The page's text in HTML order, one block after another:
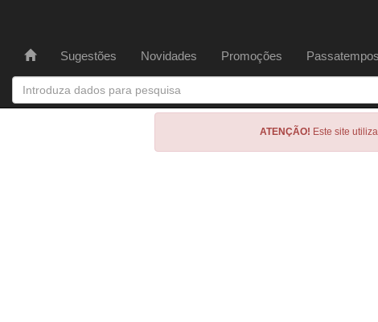
Sugestões Novidades Promoções Passatempos
ATENÇÃO! Este site